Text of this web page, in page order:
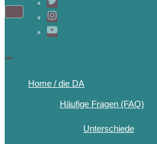
Home / die DA
Häufige Fragen (FAQ)
Unterschiede